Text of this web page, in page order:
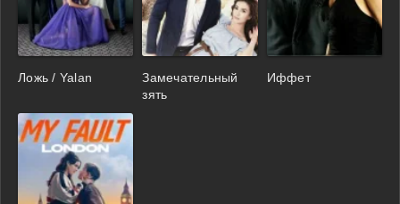
Ложь / Yalan
Замечательный
зять
Иффет